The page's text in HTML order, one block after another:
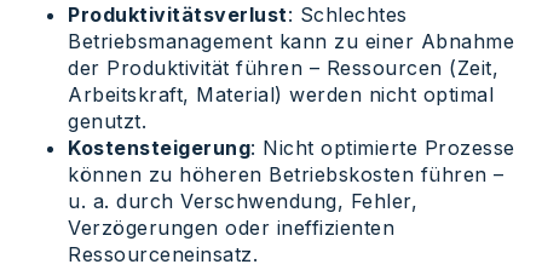
Produktivitätsverlust: Schlechtes
Betriebsmanagement kann zu einer Abnahme
der Produktivität führen – Ressourcen (Zeit,
Arbeitskraft, Material) werden nicht optimal
genutzt.
Kostensteigerung: Nicht optimierte Prozesse
können zu höheren Betriebskosten führen –
u. a. durch Verschwendung, Fehler,
Verzögerungen oder ineffizienten
Ressourceneinsatz.